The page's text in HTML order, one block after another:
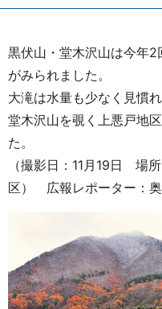
黒伏山・堂木沢山は今年
がみられました。
大滝は水量も少なく見慣れ
堂木沢山を覗く上悪戸地
た。
（撮影日：11月19日 場
区） 広報レポーター：奥